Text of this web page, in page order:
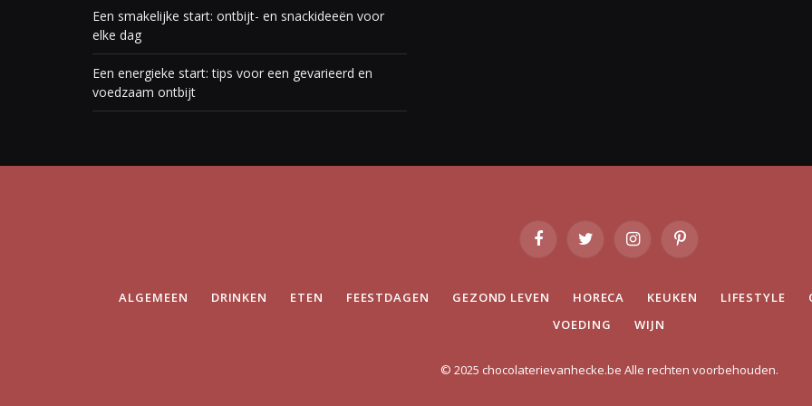
Een smakelijke start: ontbijt- en snackideeën voor
elke dag
Een energieke start: tips voor een gevarieerd en
voedzaam ontbijt
FacebookTwitter InstagramPinterest
ALGEMEEN DRINKEN ETEN FEESTDAGEN GEZOND LEVEN HORECA KEUKEN LIFESTYLE
VOEDING
WIJN
© 2025 chocolaterievanhecke.be Alle rechten voorbehouden.